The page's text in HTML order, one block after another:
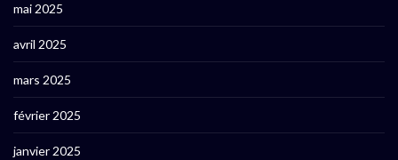
mai 2025
avril 2025
mars 2025
février 2025
janvier 2025